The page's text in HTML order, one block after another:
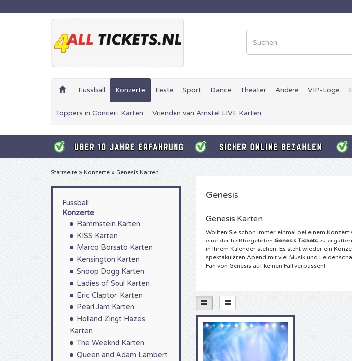
Fussball Konzerte Feste Sport Dance Theater Andere VIP-Loge
Toppers in Concert Karten Vrienden van Amstel LIVE Karten
Startseite » Konzerte » Genesis Karten
Fussball
Konzerte
Rammstein Karten
KISS Karten
Marco Borsato Karten
Kensington Karten
Snoop Dogg Karten
Ladies of Soul Karten
Eric Clapton Karten
Pearl Jam Karten
Holland Zingt Hazes
Karten
The Weeknd Karten
Queen and Adam Lambert
Genesis
Genesis Karten
Wollten Sie schon immer einmal bei einem Konzert
eine der heißbegehrten Genesis Ticketszu
in Ihrem Kalender stehen: Es steht wieder ein
spektakulären Abend mit viel Musik und
Fan von Genesis auf keinen Fall verpassen!
Sie haben DIE Website für Eintrittskarten im
4Alltickets an der richtigen Adresse. Echte Genesis
Wir haben gute Neuigkeiten für Sie! Es sind wieder
dieser Genesis Konzerte besuchen. Wählen Sie
Tickets aus und bestellen Sie bequem online. Sie
von Genesis mitsingen? Jetzt ist Ihre Chance! Mit
schon anfangen zu üben, denn bei uns bestellen
Handumdrehen bekommen Sie Ihre gewünschten